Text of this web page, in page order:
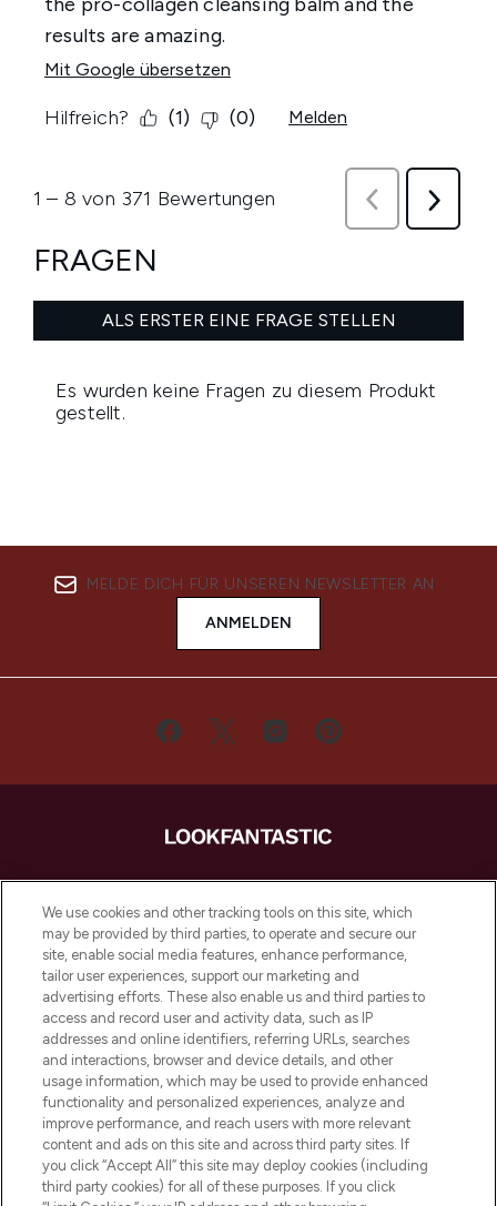
MELDE DICH FÜR UNSEREN NEWSLETTER AN
ANMELDEN
LOOKFANTASTIC ist Europas ultimativer
Beauty-Onlineshop mit den besten
Produkten aus Haut- und Haarpflege
sowie Make-Up von über 200
renommierten Marken. Shoppe online
oder über die App mit kostenloser
Lieferung ab einem Einkaufswert von 30€.
Cookie-Einwilligung
Do Not Sell or Share My Personal
Information
HILFE & INFORMATION
We use cookies and other tracking tools on this site, which
may be provided by third parties, to operate and secure our
site, enable social media features, enhance performance,
tailor user experiences, support our marketing and
advertising efforts. These also enable us and third parties to
access and record user and activity data, such as IP
addresses and online identifiers, referring URLs, searches
and interactions, browser and device details, and other
usage information, which may be used to provide enhanced
functionality and personalized experiences, analyze and
improve performance, and reach users with more relevant
content and ads on this site and across third party sites. If
you click “Accept All” this site may deploy cookies (including
third party cookies) for all of these purposes. If you click